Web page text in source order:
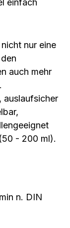
einfach
nur eine
auch mehr
auslaufsicher
- 200 ml).
n. DIN